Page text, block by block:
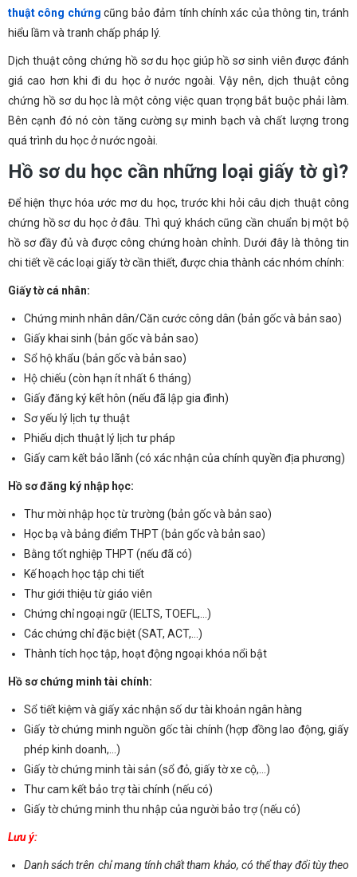
thuật công chứng cũng bảo đảm tính chính xác của thông tin, tránh
hiểu lầm và tranh chấp pháp lý.
Dịch thuật công chứng hồ sơ du học giúp hồ sơ sinh viên được đánh
giá cao hơn khi đi du học ở nước ngoài. Vậy nên, dịch thuật công
chứng hồ sơ du học là một công việc quan trọng bắt buộc phải làm.
Bên cạnh đó nó còn tăng cường sự minh bạch và chất lượng trong
quá trình du học ở nước ngoài.
Hồ sơ du học cần những loại giấy tờ gì?
Để hiện thực hóa ước mơ du học, trước khi hỏi câu dịch thuật công
chứng hồ sơ du học ở đâu. Thì quý khách cũng cần chuẩn bị một bộ
hồ sơ đầy đủ và được công chứng hoàn chỉnh. Dưới đây là thông tin
chi tiết về các loại giấy tờ cần thiết, được chia thành các nhóm chính:
Giấy tờ cá nhân:
Chứng minh nhân dân/Căn cước công dân (bản gốc và bản sao)
Giấy khai sinh (bản gốc và bản sao)
Sổ hộ khẩu (bản gốc và bản sao)
Hộ chiếu (còn hạn ít nhất 6 tháng)
Giấy đăng ký kết hôn (nếu đã lập gia đình)
Sơ yếu lý lịch tự thuật
Phiếu dịch thuật lý lịch tư pháp
Giấy cam kết bảo lãnh (có xác nhận của chính quyền địa phương)
Hồ sơ đăng ký nhập học:
Thư mời nhập học từ trường (bản gốc và bản sao)
Học bạ và bảng điểm THPT (bản gốc và bản sao)
Bằng tốt nghiệp THPT (nếu đã có)
Kế hoạch học tập chi tiết
Thư giới thiệu từ giáo viên
Chứng chỉ ngoại ngữ (IELTS, TOEFL,…)
Các chứng chỉ đặc biệt (SAT, ACT,…)
Thành tích học tập, hoạt động ngoại khóa nổi bật
Hồ sơ chứng minh tài chính:
Sổ tiết kiệm và giấy xác nhận số dư tài khoản ngân hàng
Giấy tờ chứng minh nguồn gốc tài chính (hợp đồng lao động, giấy
phép kinh doanh,…)
Giấy tờ chứng minh tài sản (sổ đỏ, giấy tờ xe cộ,…)
Thư cam kết bảo trợ tài chính (nếu có)
Giấy tờ chứng minh thu nhập của người bảo trợ (nếu có)
Lưu ý:
Danh sách trên chỉ mang tính chất tham khảo, có thể thay đổi tùy theo